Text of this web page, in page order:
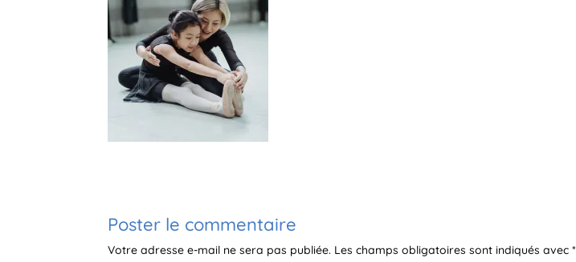
Poster le commentaire
Votre adresse e-mail ne sera pas publiée. Les champs obligatoires sont indiqués avec*